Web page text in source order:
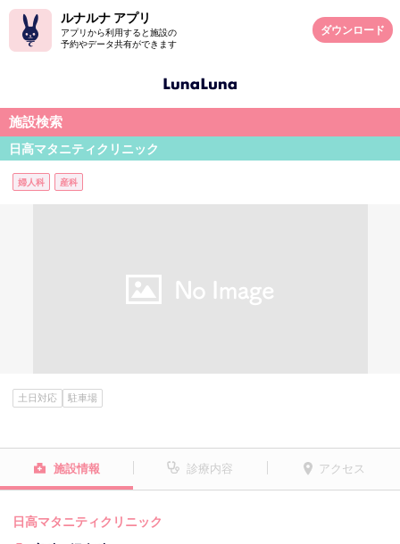
ルナルナ アプリ
アプリから利用すると施設の
予約やデータ共有ができます
ダウンロード
施設検索
日高マタニティクリニック
婦人科 産科
土日対応 駐車場
施設情報 診療内容 アクセス
日高マタニティクリニック